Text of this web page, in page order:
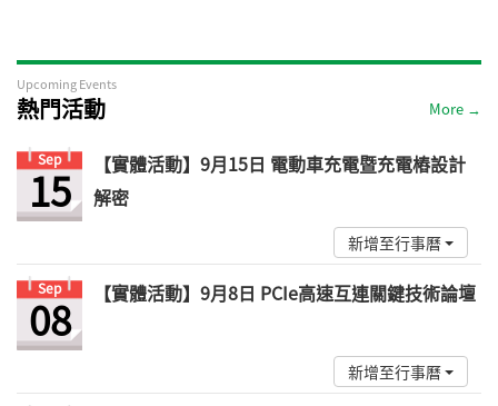
Upcoming Events
熱門活動 More →
Sep
15
【實體活動】9月15日 電動車充電暨充電樁設計
解密
新增至行事曆
Sep
08 【實體活動】9月8日 PCIe高速互連關鍵技術論壇
新增至行事曆